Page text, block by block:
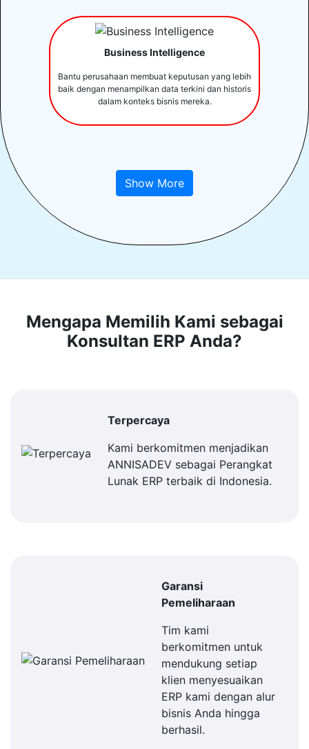
Business Intelligence
Bantu perusahaan membuat keputusan yang lebih
baik dengan menampilkan data terkini dan historis
dalam konteks bisnis mereka.
Show More
Mengapa Memilih Kami sebagai
Konsultan ERP Anda?
Terpercaya
Kami berkomitmen menjadikan
ANNISADEV sebagai Perangkat
Lunak ERP terbaik di Indonesia.
Garansi
Pemeliharaan
Tim kami
berkomitmen untuk
mendukung setiap
klien menyesuaikan
ERP kami dengan alur
bisnis Anda hingga
berhasil.